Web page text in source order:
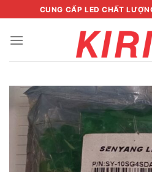
to
content
CUNG CẤP LED CHẤT